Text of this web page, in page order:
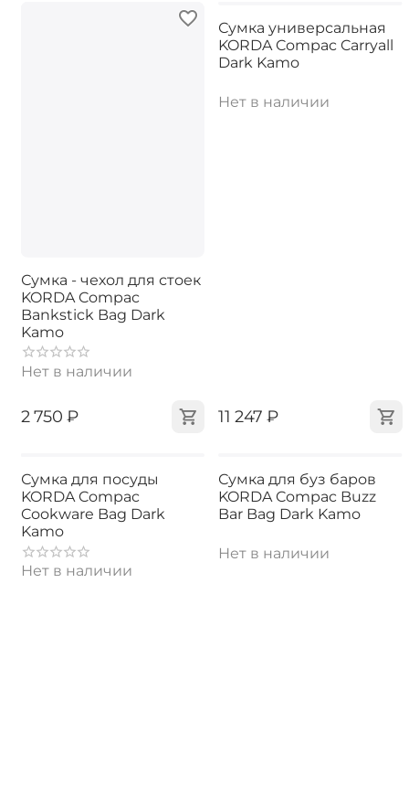
Сумка - чехол для стоек
KORDA Compac
Bankstick Bag Dark
Kamo
Нет в наличии
‍2 750‍ ₽
Сумка универсальная
KORDA Compac Carryall
Dark Kamo
Нет в наличии
‍11 247‍ ₽
Сумка для посуды
KORDA Compac
Cookware Bag Dark
Kamo
Нет в наличии
Сумка для буз баров
KORDA Compac Buzz
Bar Bag Dark Kamo
Нет в наличии